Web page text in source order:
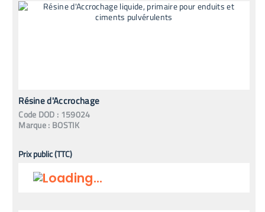
Résine d'Accrochage
Code DOD : 159024
Marque : BOSTIK
Prix public (TTC)